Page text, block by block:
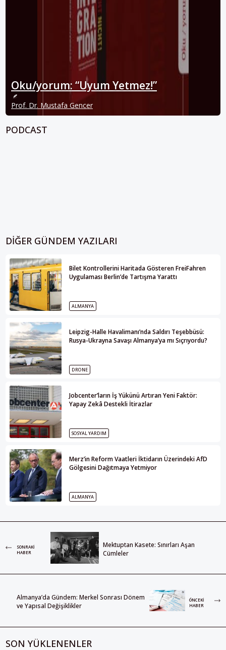
Oku/yorum: “Uyum Yetmez!”
Prof. Dr. Mustafa Gencer
PODCAST
DIĞER GÜNDEM YAZILARI
Bilet Kontrollerini Haritada Gösteren FreiFahren
Uygulaması Berlin’de Tartışma Yarattı
ALMANYA
Leipzig-Halle Havalimanı’nda Saldırı Teşebbüsü:
Rusya-Ukrayna Savaşı Almanya’ya mı Sıçrıyordu?
DRONE
Jobcenter’ların İş Yükünü Artıran Yeni Faktör:
Yapay Zekâ Destekli İtirazlar
SOSYAL YARDIM
Merz’in Reform Vaatleri İktidarın Üzerindeki AfD
Gölgesini Dağıtmaya Yetmiyor
ALMANYA
SONRAKI
HABER
Mektuptan Kasete: Sınırları Aşan
Cümleler
Almanya’da Gündem: Merkel Sonrası Dönem
ve Yapısal Değişiklikler
ÖNCEKI
HABER
SON YÜKLENENLER